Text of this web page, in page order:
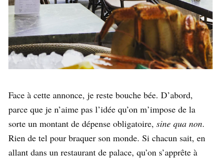
Face à cette annonce, je reste bouche bée. D’abord,
parce que je n’aime pas l’idée qu’on m’impose de la
sorte un montant de dépense obligatoire, sine qua non.
Rien de tel pour braquer son monde. Si chacun sait, en
allant dans un restaurant de palace, qu’on s’apprête à